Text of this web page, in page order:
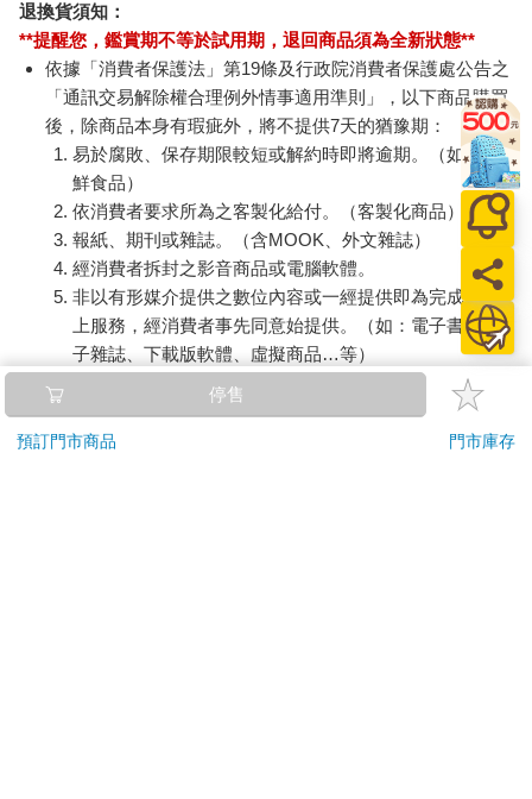
退換貨須知：
**提醒您，鑑賞期不等於試用期，退回商品須為全新狀態**
依據「消費者保護法」第19條及行政院消費者保護處公告之
「通訊交易解除權合理例外情事適用準則」，以下商品購買
後，除商品本身有瑕疵外，將不提供7天的猶豫期：
易於腐敗、保存期限較短或解約時即將逾期。（如：生
鮮食品）
依消費者要求所為之客製化給付。（客製化商品）
報紙、期刊或雜誌。（含MOOK、外文雜誌）
經消費者拆封之影音商品或電腦軟體。
非以有形媒介提供之數位內容或一經提供即為完成之線
上服務，經消費者事先同意始提供。（如：電子書、電
子雜誌、下載版軟體、虛擬商品…等）
已拆封之個人衛生用品。（如：內衣褲、刮鬍刀、除毛
若非上列種類商品，均享有到貨7天的猶豫期（含例假
停售
預訂門市商品 門市庫存